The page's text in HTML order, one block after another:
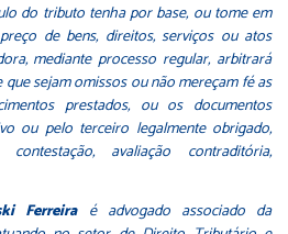
do tributo tenha por base, ou tome em
de bens, direitos, serviços ou atos
mediante processo regular, arbitrará
sejam omissos ou não mereçam fé as
prestados, ou os documentos
ou pelo terceiro legalmente obrigado,
avaliação contraditória,
Ferreiraé advogado associado da